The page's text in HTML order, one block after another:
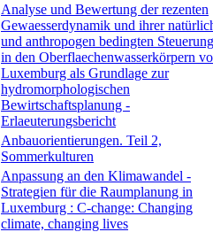
Analyse und Bewertung der rezenten
Gewaesserdynamik und ihrer
und anthropogen bedingten Steuerung
in den Oberflaechenwasserkörpern
Luxemburg als Grundlage zur
hydromorphologischen
Bewirtschaftsplanung -
Erlaeuterungsbericht
Anbauorientierungen. Teil 2,
Sommerkulturen
Anpassung an den Klimawandel -
Strategien für die Raumplanung in
Luxemburg : C-change: Changing
climate, changing lives